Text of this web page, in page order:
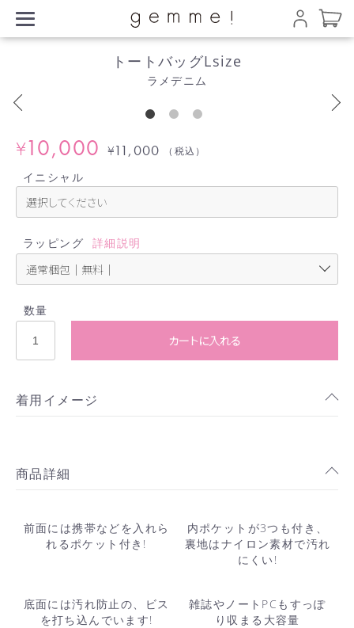
トートバッグLsize
ラメデニム
¥10,000 ¥11,000 （税込）
イニシャル
ラッピング 詳細説明
数量
カートに入れる
着用イメージ
商品詳細
前面には携帯などを入れら
れるポケット付き!
内ポケットが3つも付き、
裏地はナイロン素材で汚れ
にくい!
底面には汚れ防止の、ビス
を打ち込んでいます!
雑誌やノートPCもすっぽ
り収まる大容量